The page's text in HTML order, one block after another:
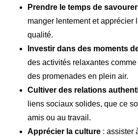
Prendre le temps de
manger lentement et apprécier
qualité.
Investir dans des moments
des activités relaxantes
des promenades en plein air.
Cultiver des relations
liens sociaux solides, que ce
amis ou au travail.
Apprécier la culture : assister